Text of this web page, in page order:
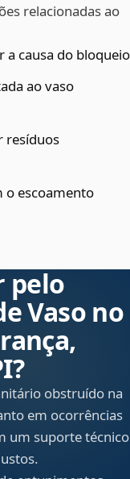
relacionadas ao
a causa do bloqueio
ao vaso
resíduos
o escoamento
pelo
Vaso no
obstruído na
em ocorrências
um suporte técnico